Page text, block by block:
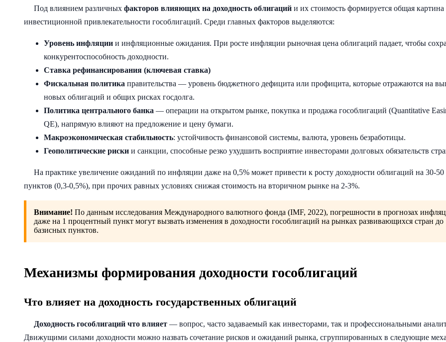
Под влиянием различных факторов влияющих на доходность облигаций и их стоимость формируется общая картина
инвестиционной привлекательности гособлигаций. Среди главных факторов выделяются:
Уровень инфляции и инфляционные ожидания. При росте инфляции рыночная цена облигаций падает, чтобы
конкурентоспособность доходности.
Ставка рефинансирования (ключевая ставка)
Фискальная политика правительства — уровень бюджетного дефицита или профицита, которые отражаются на
новых облигаций и общих рисках госдолга.
Политика центрального банка — операции на открытом рынке, покупка и продажа гособлигаций (Quantitative
QE), напрямую влияют на предложение и цену бумаги.
Макроэкономическая стабильность: устойчивость финансовой системы, валюта, уровень безработицы.
Геополитические риски и санкции, способные резко ухудшить восприятие инвесторами долговых обязательств
На практике увеличение ожиданий по инфляции даже на 0,5% может привести к росту доходности облигаций на 30-50
пунктов (0,3-0,5%), при прочих равных условиях снижая стоимость на вторичном рынке на 2-3%.
Внимание! По данным исследования Международного валютного фонда (IMF, 2022), погрешности в прогнозах
даже на 1 процентный пункт могут вызвать изменения в доходности гособлигаций на рынках развивающихся стран до
базисных пунктов.
Механизмы формирования доходности гособлигаций
Что влияет на доходность государственных облигаций
Доходность гособлигаций что влияет — вопрос, часто задаваемый как инвесторами, так и профессиональными
Движущими силами доходности можно назвать сочетание рисков и ожиданий рынка, сгруппированных в следующие